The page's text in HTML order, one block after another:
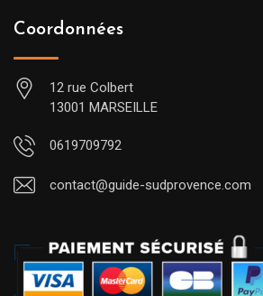
Coordonnées
12 rue Colbert
13001 MARSEILLE
0619709792
contact@guide-sudprovence.com